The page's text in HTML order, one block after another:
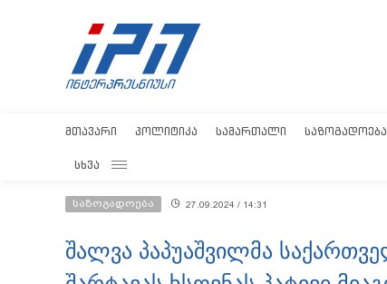
ᲛᲗᲐᲕᲐᲠᲘ ᲞᲝᲚᲘᲢᲘᲙᲐ ᲡᲐᲛᲐᲠᲗᲐᲚᲘ ᲡᲐᲖᲝᲒᲐᲓᲝᲔᲑᲐ
ᲡᲮᲕᲐ
საზოგადოება 27.09.2024 / 14:31
შალვა პაპუაშვილმა